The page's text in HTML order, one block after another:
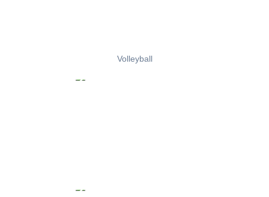
Volleyball